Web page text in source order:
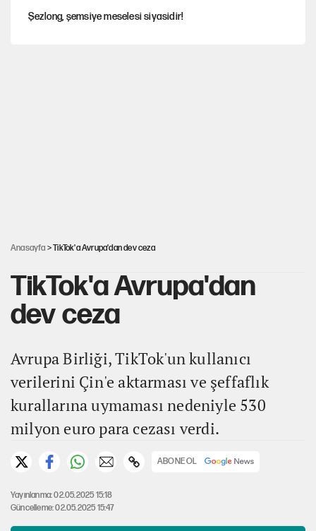
Şezlong, şemsiye meselesi siyasidir!
Anasayfa > TikTok'a Avrupa'dan dev ceza
TikTok'a Avrupa'dan
dev ceza
Avrupa Birliği, TikTok'un kullanıcı
verilerini Çin'e aktarması ve şeffaflık
kurallarına uymaması nedeniyle 530
milyon euro para cezası verdi.
ABONE OL
Yayınlanma: 02.05.2025 15:18
Güncelleme: 02.05.2025 15:47